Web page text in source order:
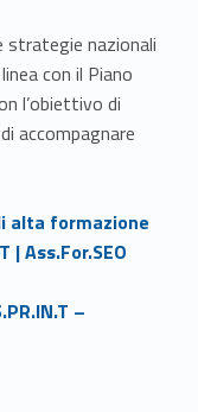
strategie nazionali
con il Piano
l’obiettivo di
accompagnare
alta formazione
| Ass.For.SEO
2
–